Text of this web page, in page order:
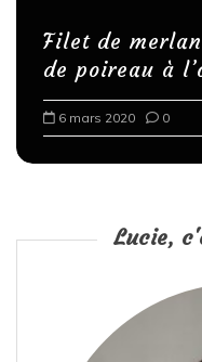
Filet de
de poireau à
6 mars 2020 0
Lucie,